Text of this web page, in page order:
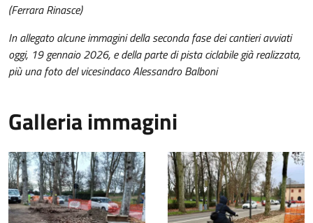
(Ferrara Rinasce)
In allegato alcune immagini della seconda fase dei cantieri avviati
oggi, 19 gennaio 2026, e della parte di pista ciclabile già realizzata,
più una foto del vicesindaco Alessandro Balboni
Galleria immagini